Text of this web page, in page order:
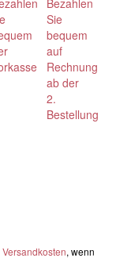
Versandkosten, wenn